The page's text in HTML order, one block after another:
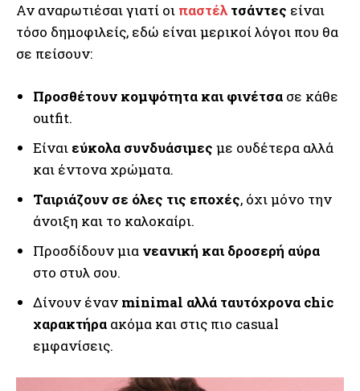
Αν αναρωτιέσαι γιατί οι παστέλ τσάντες είναι
τόσο δημοφιλείς, εδώ είναι μερικοί λόγοι που θα
σε πείσουν:
Προσθέτουν κομψότητα και φινέτσα σε κάθε
outfit.
Είναι εύκολα συνδυάσιμες με ουδέτερα αλλά
και έντονα χρώματα.
Ταιριάζουν σε όλες τις εποχές, όχι μόνο την
άνοιξη και το καλοκαίρι.
Προσδίδουν μια νεανική και δροσερή αύρα
στο στυλ σου.
Δίνουν έναν minimal αλλά ταυτόχρονα chic
χαρακτήρα ακόμα και στις πιο casual
εμφανίσεις.